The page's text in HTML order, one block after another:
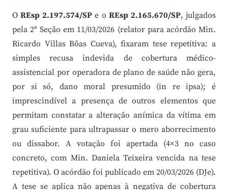
OREsp 2.197.574/SPe oREsp 2.165.670/SP, julgados
pela 2ª Seção em 11/03/2026 (relator para acórdão Min.
Ricardo Villas Bôas Cueva), fixaram tese repetitiva: a
simples recusa indevida de cobertura médico-
assistencial por operadora de plano de saúde não gera,
por si só, dano moral presumido (in re ipsa); é
imprescindível a presença de outros elementos que
permitam constatar a alteração anímica da vítima em
grau suficiente para ultrapassar o mero aborrecimento
ou dissabor. A votação foi apertada (4×3 no caso
concreto, com Min. Daniela Teixeira vencida na tese
repetitiva). O acórdão foi publicado em 20/03/2026 (DJe).
A tese se aplica não apenas à negativa de cobertura